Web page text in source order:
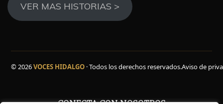
VER MAS HISTORIAS >
© 2026VOCES HIDALGO · Todos los derechos reservados.Aviso de